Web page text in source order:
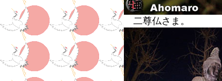
二尊仏さま。